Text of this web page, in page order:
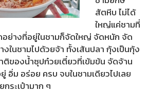
สัตหีบ ไม่ได้
ใหญ่แค่ชามที่
อย่างที่อยู่ในชามก็จัดใหญ่ จัดหนัก จัด
งในชามไปด้วยจ้า ทั้งเส้นปลา กุ้งเป็นกุ้ง
ติของน้ำซุปก๋วยเตี๋ยวที่เข้มข้น จัดจ้าน
อิ่ม อร่อย ครบ จบในชามเดียวไปเลย
ระเป๋ามาก ๆ